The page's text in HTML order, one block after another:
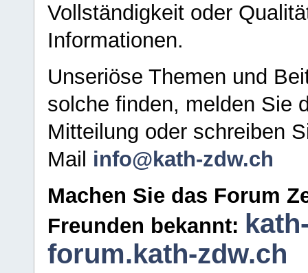
Vollständigkeit oder
Informationen.
Unseriöse Themen und
solche finden, melden Sie
Mitteilung oder schreiben
Mail info@kath-zdw.ch
Machen Sie das Forum
Freunden bekannt:
forum.kath-zdw.ch